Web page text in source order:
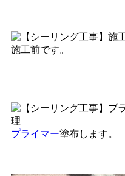
施工前です。
プライマー塗布します。